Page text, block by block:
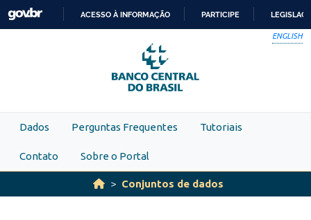
Skip to main content
PARA
O
CONTEÚDO
ACESSO À INFORMAÇÃO PARTICIPE
ENGLISH
Dados Perguntas Frequentes Tutoriais
Contato Sobre o Portal
Conjuntos de dados